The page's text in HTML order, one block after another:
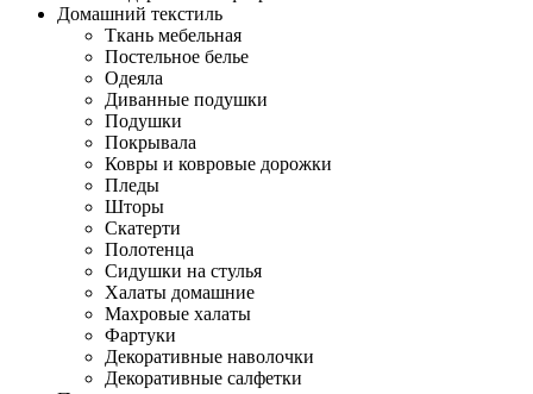
Домашний текстиль
Ткань мебельная
Постельное белье
Одеяла
Диванные подушки
Подушки
Покрывала
Ковры и ковровые дорожки
Пледы
Шторы
Скатерти
Полотенца
Сидушки на стулья
Халаты домашние
Махровые халаты
Фартуки
Декоративные наволочки
Декоративные салфетки